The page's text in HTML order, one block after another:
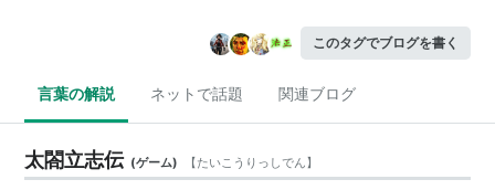
このタグでブログを書く
言葉の解説 ネットで話題 関連ブログ
太閤立志伝 (ゲーム) 【たいこうりっしでん】